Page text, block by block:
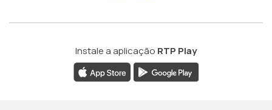
Instale a aplicação RTP Play